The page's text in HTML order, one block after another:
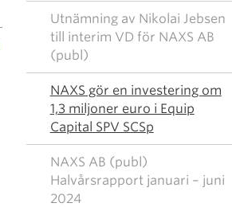
Utnämning av Nikolai Jebsen
till interim VD för NAXS AB
(publ)
NAXS gör en investering om
1,3 miljoner euro i Equip
Capital SPV SCSp
NAXS AB (publ)
Halvårsrapport januari – juni
2024